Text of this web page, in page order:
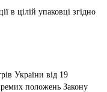
в цілій упаковці згідно
України від 19
положень Закону